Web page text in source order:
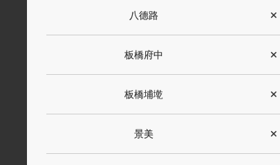
八德路 ✕
板橋府中 ✕
板橋埔墘 ✕
景美 ✕